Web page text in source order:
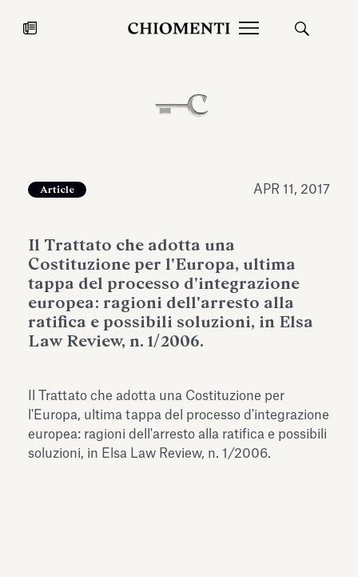
JUL 27, 2026
Fondazione Torlonia inaugurates
the Marmora Romana exhibition,
Chiomenti
Article APR 11, 2017
Il Trattato che adotta una
Costituzione per l'Europa, ultima
tappa del processo d'integrazione
europea: ragioni dell'arresto alla
ratifica e possibili soluzioni, in Elsa
Law Review, n. 1/2006.
Il Trattato che adotta una Costituzione per
l'Europa, ultima tappa del processo d'integrazione
europea: ragioni dell'arresto alla ratifica e possibili
soluzioni, in Elsa Law Review, n. 1/2006.